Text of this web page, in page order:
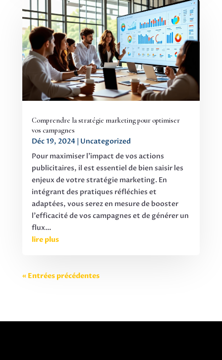
Comprendre la stratégie marketing pour optimiser
vos campagnes
Déc 19, 2024| Uncategorized
Pour maximiser l'impact de vos actions
publicitaires, il est essentiel de bien saisir les
enjeux de votre stratégie marketing. En
intégrant des pratiques réfléchies et
adaptées, vous serez en mesure de booster
l'efficacité de vos campagnes et de générer un
flux...
lire plus
« Entrées précédentes